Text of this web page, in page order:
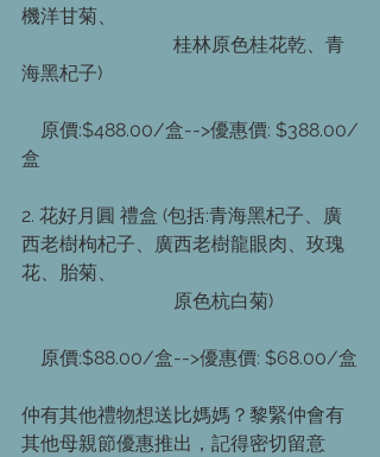
機洋甘菊、
桂林原色桂花乾、青
海黑杞子)
原價:$488.00/盒-->優惠價: $388.00/
盒
2. 花好月圓 禮盒 (包括:青海黑杞子、廣
西老樹枸杞子、廣西老樹龍眼肉、玫瑰
花、胎菊、
原色杭白菊)
原價:$88.00/盒-->優惠價: $68.00/盒
仲有其他禮物想送比媽媽？黎緊仲會有
其他母親節優惠推出，記得密切留意